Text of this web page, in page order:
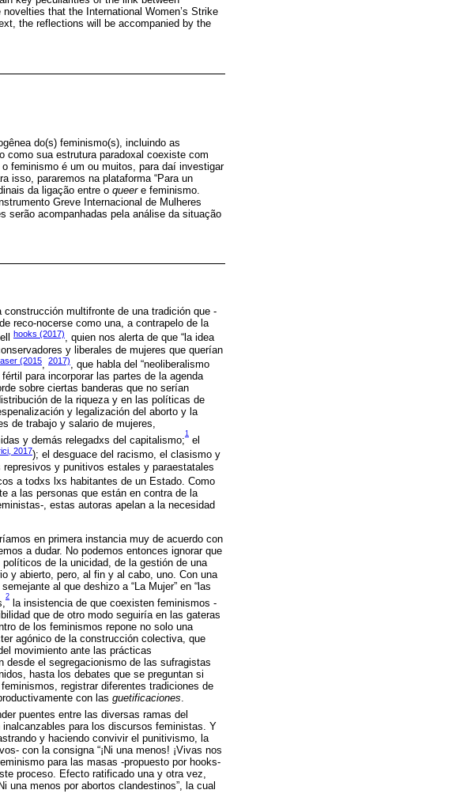
that the International Women’s Strike
the reflections will be accompanied by the
do(s) feminismo(s), incluindo as
como sua estrutura paradoxal coexiste com
feminismo é um ou muitos, para daí investigar
isso, pararemos na plataforma “Para un
da ligação entre o queere feminismo.
Greve Internacional de Mulheres
serão acompanhadas pela análise da situação
multifronte de una tradición que -
reco-nocerse como una, a contrapelo de la
hooks (2017), quien nos alerta de que “la idea
y liberales de mujeres que querían
(2015, 2017), que habla del “neoliberalismo
para incorporar las partes de la agenda
sobre ciertas banderas que no serían
de la riqueza y en las políticas de
y legalización del aborto y la
de trabajo y salario de mujeres,
y demás relegadxs del capitalismo;
1
el
2017); el desguace del racismo, el clasismo y
y punitivos estales y paraestatales
a todxs lxs habitantes de un Estado. Como
a las personas que están en contra de la
, estas autoras apelan a la necesidad
en primera instancia muy de acuerdo con
a dudar. No podemos entonces ignorar que
de la unicidad, de la gestión de una
y abierto, pero, al fin y al cabo, uno. Con una
al que deshizo a “La Mujer” en “las
2
la insistencia de que coexisten feminismos -
que de otro modo seguiría en las gateras
de los feminismos repone no solo una
agónico de la construcción colectiva, que
movimiento ante las prácticas
el segregacionismo de las sufragistas
hasta los debates que se preguntan si
registrar diferentes tradiciones de
con las guetificaciones.
puentes entre las diversas ramas del
para los discursos feministas. Y
y haciendo convivir el punitivismo, la
con la consigna “¡Ni una menos! ¡Vivas nos
para las masas -propuesto por hooks-
proceso. Efecto ratificado una y otra vez,
una menos por abortos clandestinos”, la cual